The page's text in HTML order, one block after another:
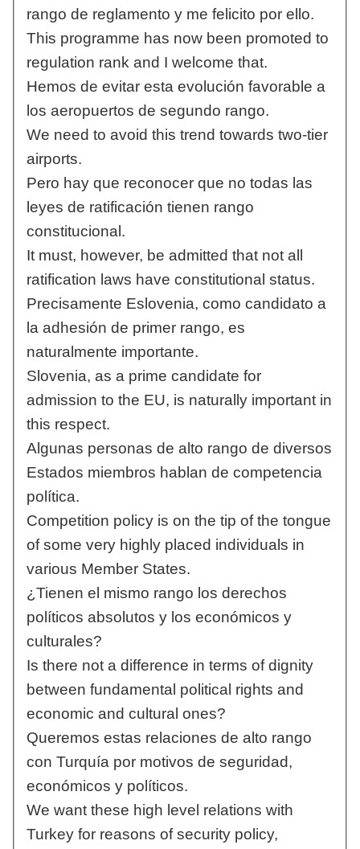
rango de reglamento y me felicito por ello.
This programme has now been promoted to
regulation rank and I welcome that.
Hemos de evitar esta evolución favorable a
los aeropuertos de segundo rango.
We need to avoid this trend towards two-tier
airports.
Pero hay que reconocer que no todas las
leyes de ratificación tienen rango
constitucional.
It must, however, be admitted that not all
ratification laws have constitutional status.
Precisamente Eslovenia, como candidato a
la adhesión de primer rango, es
naturalmente importante.
Slovenia, as a prime candidate for
admission to the EU, is naturally important in
this respect.
Algunas personas de alto rango de diversos
Estados miembros hablan de competencia
política.
Competition policy is on the tip of the tongue
of some very highly placed individuals in
various Member States.
¿Tienen el mismo rango los derechos
políticos absolutos y los económicos y
culturales?
Is there not a difference in terms of dignity
between fundamental political rights and
economic and cultural ones?
Queremos estas relaciones de alto rango
con Turquía por motivos de seguridad,
económicos y políticos.
We want these high level relations with
Turkey for reasons of security policy,